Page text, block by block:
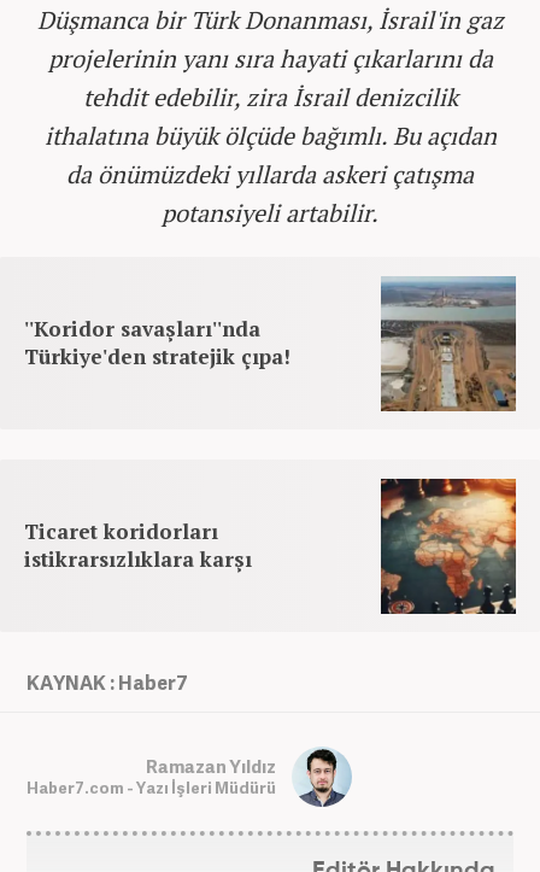
Düşmanca bir Türk Donanması, İsrail'in gaz
projelerinin yanı sıra hayati çıkarlarını da
tehdit edebilir, zira İsrail denizcilik
ithalatına büyük ölçüde bağımlı. Bu açıdan
da önümüzdeki yıllarda askeri çatışma
potansiyeli artabilir.
''Koridor savaşları''nda
Türkiye'den stratejik çıpa!
Ticaret koridorları
istikrarsızlıklara karşı
KAYNAK : Haber7
Ramazan Yıldız
Haber7.com - Yazı İşleri Müdürü